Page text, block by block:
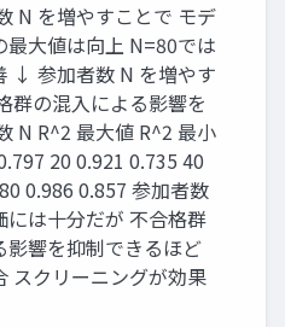
N を増やすことで モデ
最大値は向上 N=80では
↓ 参加者数 N を増やす
群の混入による影響を
N R^2 最大値 R^2 最小
20 0.921 0.735 40
0.986 0.857 参加者数
には十分だが 不合格群
影響を抑制できるほど
スクリーニングが効果